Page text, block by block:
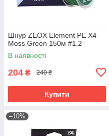
Шнур ZEOX Element PE X4
Moss Green 150м #1.2
В наявності
204 ₴ 240 ₴
Купити
–10%